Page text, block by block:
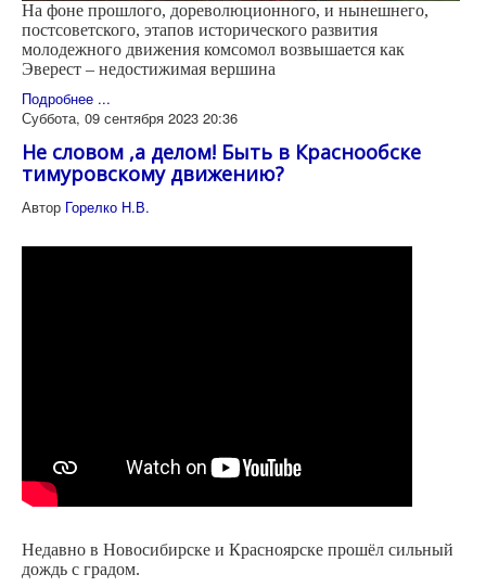
На фоне прошлого, дореволюционного, и нынешнего,
постсоветского, этапов исторического развития
молодежного движения комсомол возвышается как
Эверест – недостижимая вершина
Подробнее ...
Суббота, 09 сентября 2023 20:36
Не словом ,а делом! Быть в Краснообске
тимуровскому движению?
Автор Горелко Н.В.
Недавно в Новосибирске и Красноярске прошёл сильный
дождь с градом.